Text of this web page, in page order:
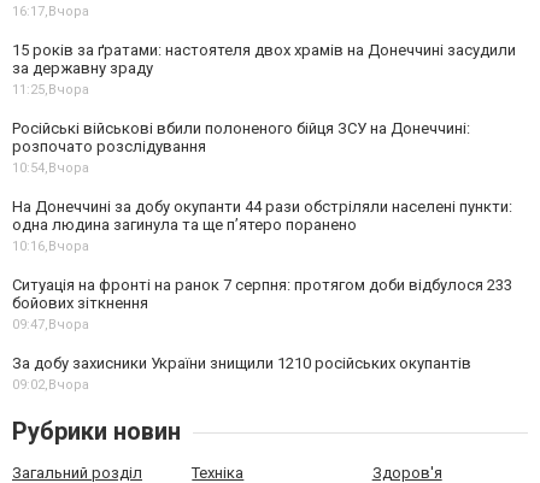
16:17,Вчора
15 років за ґратами: настоятеля двох храмів на Донеччині засудили
за державну зраду
11:25,Вчора
Російські військові вбили полоненого бійця ЗСУ на Донеччині:
розпочато розслідування
10:54,Вчора
На Донеччині за добу окупанти 44 рази обстріляли населені пункти:
одна людина загинула та ще пʼятеро поранено
10:16,Вчора
Ситуація на фронті на ранок 7 серпня: протягом доби відбулося 233
бойових зіткнення
09:47,Вчора
За добу захисники України знищили 1210 російських окупантів
09:02,Вчора
Рубрики новин
Загальний розділ Техніка Здоров'я